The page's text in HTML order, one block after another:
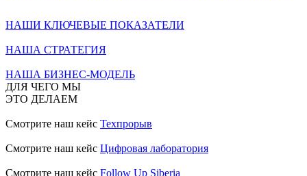
НАШИ КЛЮЧЕВЫЕ ПОКАЗАТЕЛИ
НАША СТРАТЕГИЯ
НАША БИЗНЕС-МОДЕЛЬ
ДЛЯ ЧЕГО МЫ
ЭТО ДЕЛАЕМ
Смотрите наш кейс Техпрорыв
Смотрите наш кейс Цифровая лаборатория
Смотрите наш кейс Follow Up Siberia